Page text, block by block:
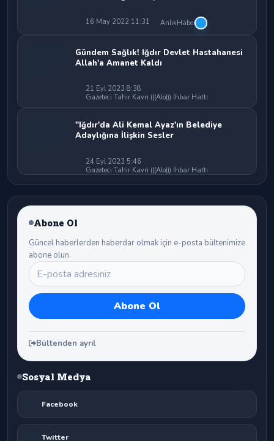
16 May 2022 11:31 AnlıkHaber
Gündem Sağlık! Iğdır Devlet Hastahanesi
Allah'a Amanet Kaldı
21 Eyl 2023 8:38
Gazeteci Tahir Kavri (((Alo))) İhbar Hattı
"Iğdır'da Ali Kemal Ayaz'ın Belediye
Adaylığına İlişkin Sesler
24 Eyl 2023 5:46
Gazeteci Tahir Kavri (((Alo))) İhbar Hattı
Abone Ol
Güncel haberlerden haberdar olmak için e-posta bültenimize
abone olun.
Bültenden ayrıl
Sosyal Medya
Facebook
Twitter